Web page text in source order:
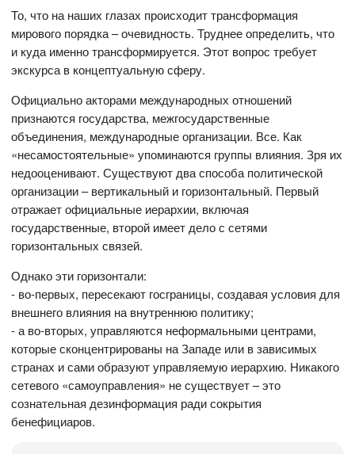
То, что на наших глазах происходит трансформация
мирового порядка – очевидность. Труднее определить, что
и куда именно трансформируется. Этот вопрос требует
экскурса в концептуальную сферу.
Официально акторами международных отношений
признаются государства, межгосударственные
объединения, международные организации. Все. Как
«несамостоятельные» упоминаются группы влияния. Зря их
недооценивают. Существуют два способа политической
организации – вертикальный и горизонтальный. Первый
отражает официальные иерархии, включая
государственные, второй имеет дело с сетями
горизонтальных связей.
Однако эти горизонтали:
- во-первых, пересекают госграницы, создавая условия для
внешнего влияния на внутреннюю политику;
- а во-вторых, управляются неформальными центрами,
которые сконцентрированы на Западе или в зависимых
странах и сами образуют управляемую иерархию. Никакого
сетевого «самоуправления» не существует – это
сознательная дезинформация ради сокрытия
бенефициаров.